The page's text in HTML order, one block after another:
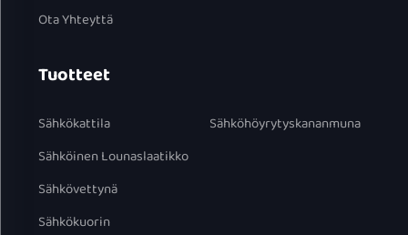
Ota Yhteyttä
Tuotteet
Sähkökattila
Sähköinen Lounaslaatikko
Sähkövettynä
Sähkökuorin
Sähköhöyrytyskananmuna